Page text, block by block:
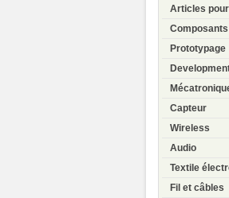
Articles
Composants
Prototypage
Capteur
Wireless
Audio
Textile
Fil et câbles